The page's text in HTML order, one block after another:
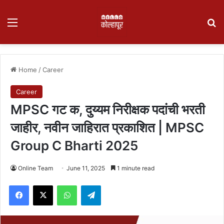
Menu
Home /Career
Career
MPSC गट क, दुय्यम निरीक्षक पदांची भरती
जाहीर, नवीन जाहिरात प्रकाशित | MPSC
Group C Bharti 2025
Online Team June 11, 2025 1 minute read
Facebook
X WhatsAppTelegram